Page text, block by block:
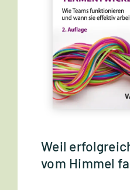
Weil
vom Himmel